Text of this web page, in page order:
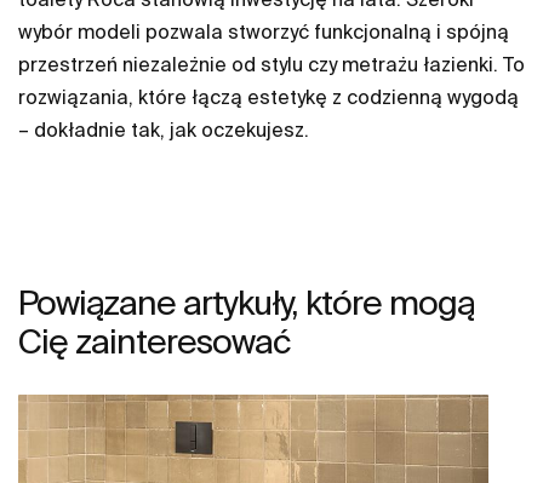
wybór modeli pozwala stworzyć funkcjonalną i spójną
przestrzeń niezależnie od stylu czy metrażu łazienki. To
rozwiązania, które łączą estetykę z codzienną wygodą
– dokładnie tak, jak oczekujesz.
Powiązane artykuły, które mogą
Cię zainteresować